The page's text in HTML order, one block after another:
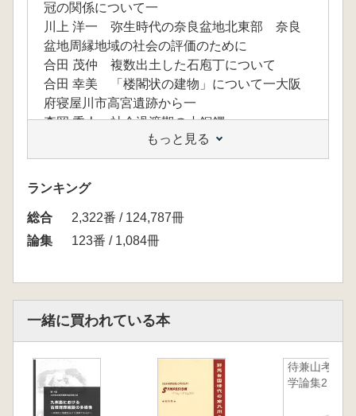
冠の関係について一
川上 洋一 弥生時代の奈良盆地北東部 奈良
盆地周縁地域の社会の評価のために
合田 茂仲 複数出土した石庖丁について
合田 幸美 「楼閣状の建物」について一大阪
府寝屋川市高宮遺跡から一
森岡 秀人 社会過渡期の小銅鐸
石野 博信 3・4世紀のイズモ・ハリマ・ヤマ
ト、そしてキビ 墳形と特殊器台
佐々木 好直 奈良盆地における古墳時代集落
の消長
坂 靖 ヤマト王権と奈良盆地の在地集団―古
墳時代前半期の集落と古墳―
伊藤雅文 古墳時代石製品製作における回転機
材について
鏡)の観察
鐘方正樹 石製合子の検討
塚口義信 古市・百舌鳥古墳群と王統の確執
もっと見る
ランキング
総合
2,322番 / 124,787冊
論集
123番 / 1,084冊
一緒に買われている本
待兼山考古
学論集2